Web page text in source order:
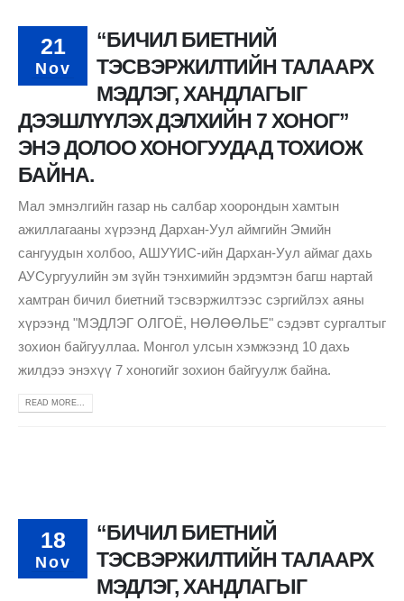
21
Nov
“БИЧИЛ БИЕТНИЙ
ТЭСВЭРЖИЛТИЙН ТАЛААРХ
МЭДЛЭГ, ХАНДЛАГЫГ
ДЭЭШЛҮҮЛЭХ ДЭЛХИЙН 7 ХОНОГ”
ЭНЭ ДОЛОО ХОНОГУУДАД ТОХИОЖ
БАЙНА.
Мал эмнэлгийн газар нь салбар хоорондын хамтын
ажиллагааны хүрээнд Дархан-Уул аймгийн Эмийн
сангуудын холбоо, АШУҮИС-ийн Дархан-Уул аймаг дахь
АУСургуулийн эм зүйн тэнхимийн эрдэмтэн багш нартай
хамтран бичил биетний тэсвэржилтээс сэргийлэх аяны
хүрээнд "МЭДЛЭГ ОЛГОЁ, НӨЛӨӨЛЬЕ" сэдэвт сургалтыг
зохион байгууллаа. Монгол улсын хэмжээнд 10 дахь
жилдээ энэхүү 7 хоногийг зохион байгуулж байна.
READ MORE...
18
Nov
“БИЧИЛ БИЕТНИЙ
ТЭСВЭРЖИЛТИЙН ТАЛААРХ
МЭДЛЭГ, ХАНДЛАГЫГ